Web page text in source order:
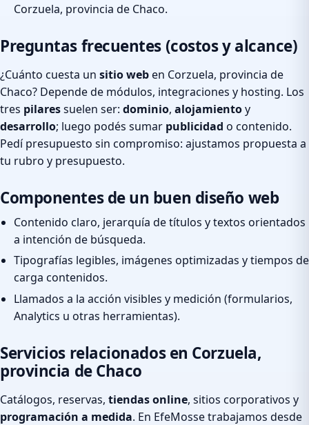
Corzuela, provincia de Chaco.
Preguntas frecuentes (costos y alcance)
¿Cuánto cuesta un sitio weben Corzuela, provincia de
Chaco? Depende de módulos, integraciones y hosting. Los
tres pilaressuelen ser: dominio, alojamientoy
desarrollo; luego podés sumar publicidad o contenido.
Pedí presupuesto sin compromiso: ajustamos propuesta a
tu rubro y presupuesto.
Componentes de un buen diseño web
Contenido claro, jerarquía de títulos y textos orientados
a intención de búsqueda.
Tipografías legibles, imágenes optimizadas y tiempos de
carga contenidos.
Llamados a la acción visibles y medición (formularios,
Analytics u otras herramientas).
Servicios relacionados en Corzuela,
provincia de Chaco
Catálogos, reservas, tiendas online, sitios corporativos y
programación a medida. En EfeMosse trabajamos desde